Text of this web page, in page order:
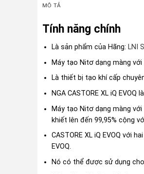
MÔ TẢ
Tính năng chính
Là sản phẩm của Hãng: LNI
Máy tạo Nitơ dạng màng
Là thiết bị tạo khí cấp
NGA CASTORE XL iQ
Máy tạo Nitơ dạng màng
khiết lên đến 99,95% cộng
CASTORE XL iQ EVOQ với
EVOQ.
Nó có thể được sử dụng